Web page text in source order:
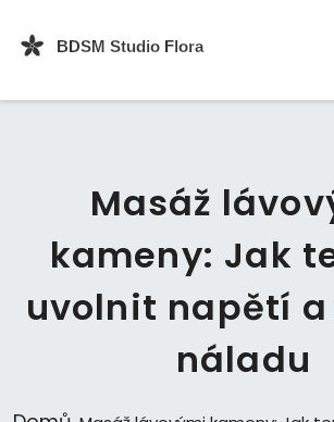
Masáž
kameny: Jak
uvolnit napětí
náladu